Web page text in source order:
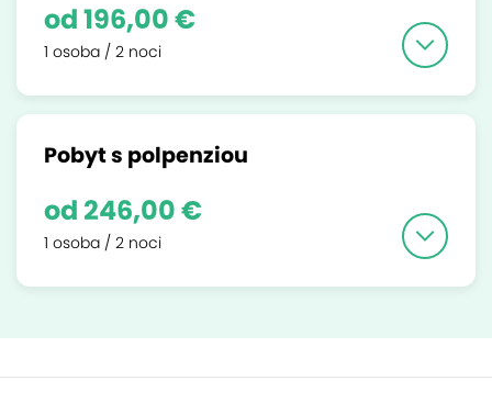
od 196,00 €
1 osoba / 2 noci
Pobyt s polpenziou
od 246,00 €
1 osoba / 2 noci